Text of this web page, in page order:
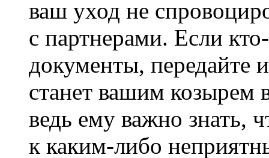
ваш уход не
с партнерами. Если
документы, передайте
станет вашим козырем
ведь ему важно знать,
к каким-либо